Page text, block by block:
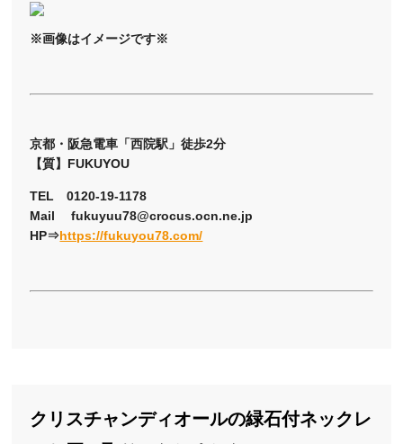
※画像はイメージです※
京都・阪急電車「西院駅」徒歩2分
【質】FUKUYOU
TEL 0120-19-1178
Mail fukuyuu78@crocus.ocn.ne.jp
HP⇒https://fukuyou78.com/
クリスチャンディオールの緑石付ネックレ